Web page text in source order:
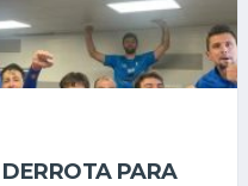
PARA